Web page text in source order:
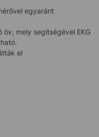
egyaránt
öv, mely segítségével EKG
el